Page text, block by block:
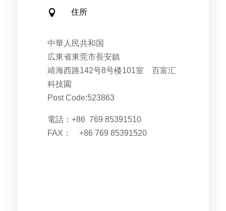
 住所
中華人民共和国
広東省東莞市長安鎮
靖海西路142号8号楼101室 百富汇
科技園
Post Code:523863
電話：+86 769 85391510
FAX：+86 769 85391520